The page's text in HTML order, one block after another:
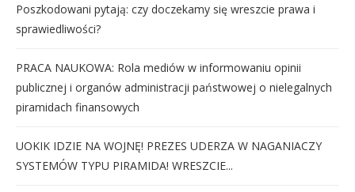
Poszkodowani pytają: czy doczekamy się wreszcie prawa i
sprawiedliwości?
PRACA NAUKOWA: Rola mediów w informowaniu opinii
publicznej i organów administracji państwowej o nielegalnych
piramidach finansowych
UOKIK IDZIE NA WOJNĘ! PREZES UDERZA W NAGANIACZY
SYSTEMÓW TYPU PIRAMIDA! WRESZCIE...